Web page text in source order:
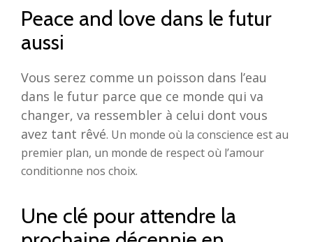
Peace and love dans le futur
aussi
Vous serez comme un poisson dans l’eau
dans le futur parce que ce monde qui va
changer, va ressembler à celui dont vous
avez tant rêvé. Un monde où la conscience est au
premier plan, un monde de respect où l’amour
conditionne nos choix.
Une clé pour attendre la